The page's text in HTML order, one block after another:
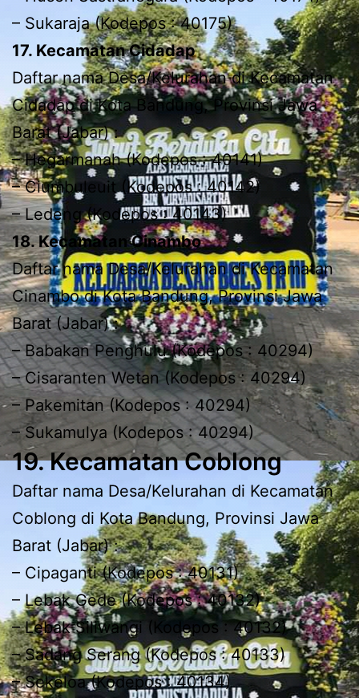
– Sukaraja (Kodepos : 40175)
17. Kecamatan Cidadap
Daftar nama Desa/Kelurahan di Kecamatan
Cidadap di Kota Bandung, Provinsi Jawa
Barat (Jabar) :
– Hegarmanah (Kodepos : 40141)
– Ciumbuleuit (Kodepos : 40142)
– Ledeng (Kodepos : 40143)
18. Kecamatan Cinambo
Daftar nama Desa/Kelurahan di Kecamatan
Cinambo di Kota Bandung, Provinsi Jawa
Barat (Jabar) :
– Babakan Penghulu (Kodepos : 40294)
– Cisaranten Wetan (Kodepos : 40294)
– Pakemitan (Kodepos : 40294)
– Sukamulya (Kodepos : 40294)
19. Kecamatan Coblong
Daftar nama Desa/Kelurahan di Kecamatan
Coblong di Kota Bandung, Provinsi Jawa
Barat (Jabar) :
– Cipaganti (Kodepos : 40131)
– Lebak Gede (Kodepos : 40132)
– Lebak Siliwangi (Kodepos : 40132)
– Sadang Serang (Kodepos : 40133)
– Sekeloa (Kodepos : 40134)